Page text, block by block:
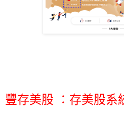
豐存美股 ：存美股系